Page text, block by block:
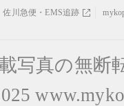
佐川急便・EMS追跡
写真の無断